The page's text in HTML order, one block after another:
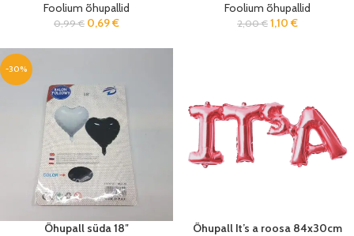
Foolium õhupallid
0,99€ 0,69€
Foolium õhupallid
2,00€ 1,10 €
-30%
Õhupall süda 18″ Õhupall It’s a roosa 84x30cm